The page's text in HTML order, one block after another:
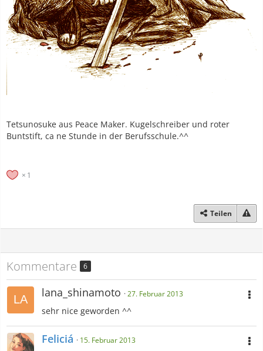
Tetsunosuke aus Peace Maker. Kugelschreiber und roter
Buntstift, ca ne Stunde in der Berufsschule.^^
1
Teilen
Kommentare 6
lana_shinamoto 27. Februar 2013
sehr nice geworden ^^
Feliciá 15. Februar 2013